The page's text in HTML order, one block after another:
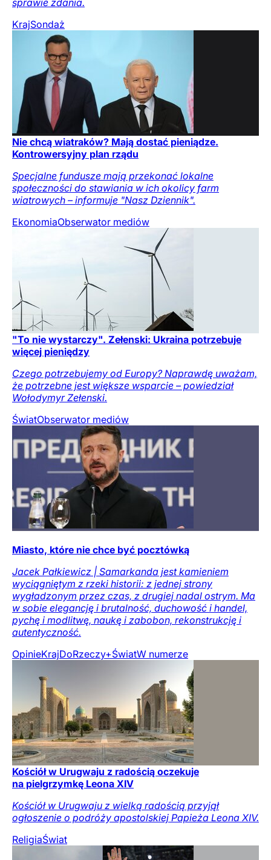
sprawie zdania.
KrajSondaż
Nie chcą wiatraków? Mają dostać pieniądze.
Kontrowersyjny plan rządu
Specjalne fundusze mają przekonać lokalne
społeczności do stawiania w ich okolicy farm
wiatrowych – informuje "Nasz Dziennik".
EkonomiaObserwator mediów
"To nie wystarczy". Zełenski: Ukraina potrzebuje
więcej pieniędzy
Czego potrzebujemy od Europy? Naprawdę uważam,
że potrzebne jest większe wsparcie – powiedział
Wołodymyr Zełenski.
ŚwiatObserwator mediów
Miasto, które nie chce być pocztówką
Jacek Pałkiewicz | Samarkanda jest kamieniem
wyciągniętym z rzeki historii: z jednej strony
wygładzonym przez czas, z drugiej nadal ostrym. Ma
w sobie elegancję i brutalność, duchowość i handel,
pychę i modlitwę, naukę i zabobon, rekonstrukcję i
autentyczność.
OpinieKrajDoRzeczy+ŚwiatW numerze
Kościół w Urugwaju z radością oczekuje
na pielgrzymkę Leona XIV
Kościół w Urugwaju z wielką radością przyjął
ogłoszenie o podróży apostolskiej Papieża Leona XIV.
ReligiaŚwiat